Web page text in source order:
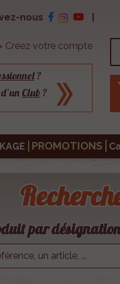
nous
Créez votre compte
?
Club ?
PROMOTIONS
par désignation